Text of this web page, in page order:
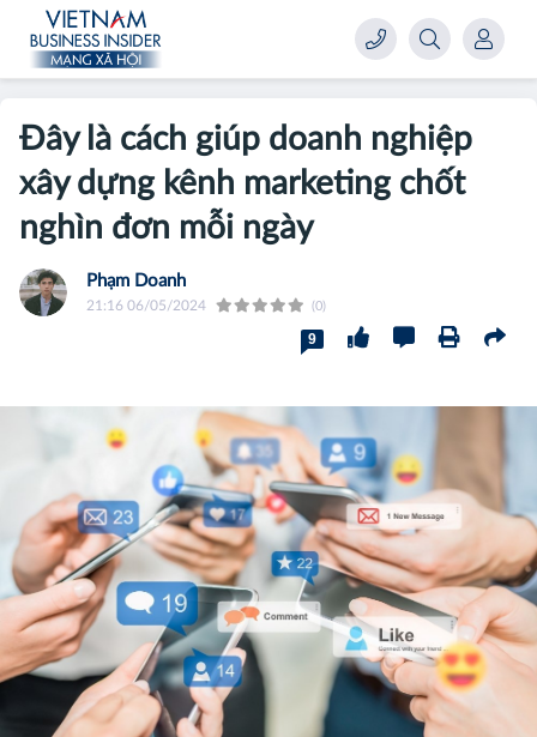
Đây là cách giúp doanh nghiệp
xây dựng kênh marketing chốt
nghìn đơn mỗi ngày
Phạm Doanh
21:16 06/05/2024 (0)
9